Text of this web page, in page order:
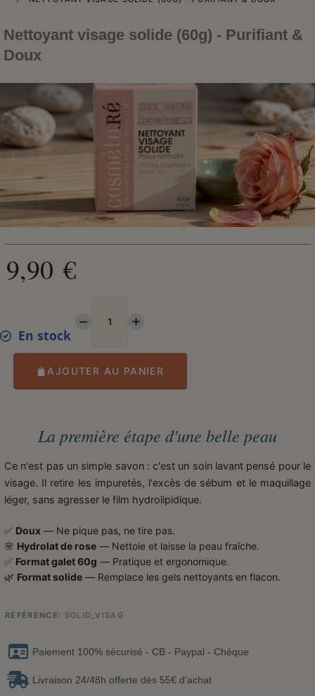
Nettoyant visage solide (60g) - Purifiant &
Doux
9,90 €
En stock
AJOUTER AU PANIER
La première étape d'une belle peau
Ce n'est pas un simple savon : c'est un soin lavant pensé pour le
visage. Il retire les impuretés, l'excès de sébum et le maquillage
léger, sans agresser le film hydrolipidique.
✅ Doux — Ne pique pas, ne tire pas.
🌸 Hydrolat de rose — Nettoie et laisse la peau fraîche.
✅ Format galet 60g — Pratique et ergonomique.
🌿 Format solide — Remplace les gels nettoyants en flacon.
RÉFÉRENCE SOLID_VISAG
Paiement 100% sécurisé - CB - Paypal - Chèque
Livraison 24/48h offerte dès 55€ d'achat